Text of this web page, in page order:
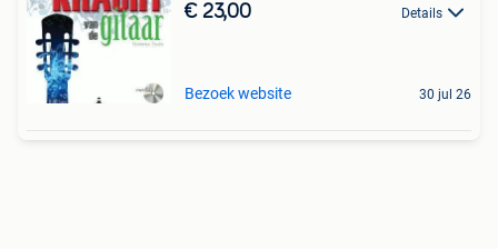
€ 23,00 Details
Bezoek website 30 jul 26